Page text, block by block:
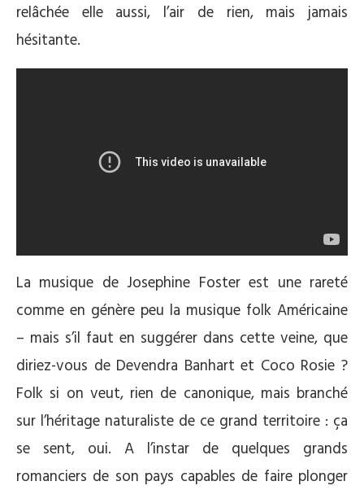
relâchée elle aussi, l’air de rien, mais jamais
hésitante.
La musique de Josephine Foster est une rareté
comme en génère peu la musique folk Américaine
– mais s’il faut en suggérer dans cette veine, que
diriez-vous de Devendra Banhart et Coco Rosie ?
Folk si on veut, rien de canonique, mais branché
sur l’héritage naturaliste de ce grand territoire : ça
se sent, oui. A l’instar de quelques grands
romanciers de son pays capables de faire plonger